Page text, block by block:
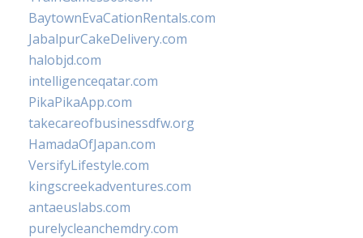
BaytownEvaCationRentals.com
JabalpurCakeDelivery.com
halobjd.com
intelligenceqatar.com
PikaPikaApp.com
takecareofbusinessdfw.org
HamadaOfJapan.com
VersifyLifestyle.com
kingscreekadventures.com
antaeuslabs.com
purelycleanchemdry.com